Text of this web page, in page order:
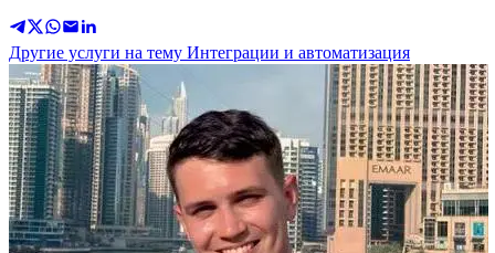
Другие услуги на тему Интеграции и автоматизация